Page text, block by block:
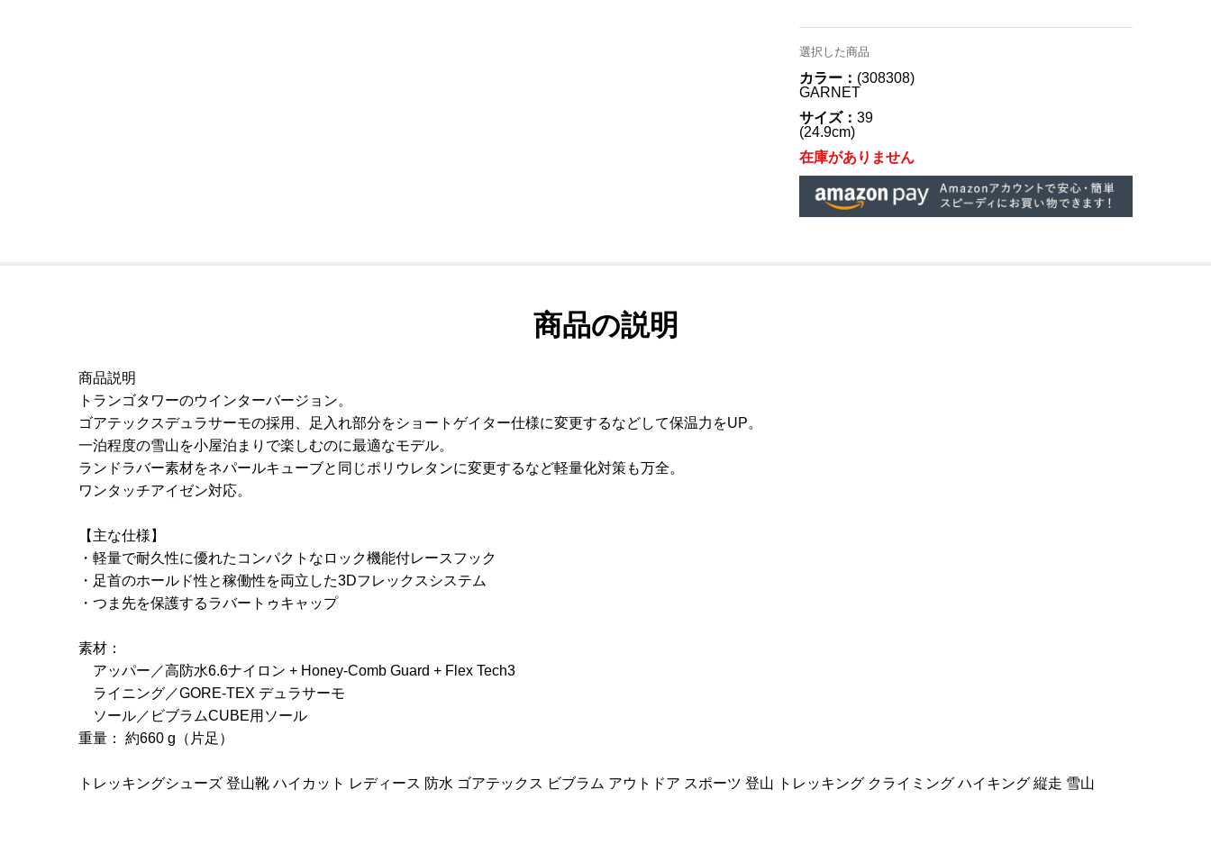
選択した商品
カラー： (308308)
GARNET
サイズ： 39
(24.9cm)
在庫がありません
商品の説明
商品説明
トランゴタワーのウインターバージョン。
ゴアテックスデュラサーモの採用、足入れ部分をショートゲイター仕様に変更するなどして保温力をUP。
一泊程度の雪山を小屋泊まりで楽しむのに最適なモデル。
ランドラバー素材をネパールキューブと同じポリウレタンに変更するなど軽量化対策も万全。
ワンタッチアイゼン対応。
【主な仕様】
・軽量で耐久性に優れたコンパクトなロック機能付レースフック
・足首のホールド性と稼働性を両立した3Dフレックスシステム
・つま先を保護するラバートゥキャップ
素材：
アッパー／高防水6.6ナイロン + Honey-Comb Guard + Flex Tech3
ライニング／GORE-TEX デュラサーモ
ソール／ビブラムCUBE用ソール
重量： 約660 g（片足）
トレッキングシューズ 登山靴 ハイカット レディース 防水 ゴアテックス ビブラム アウトドア スポーツ 登山 トレッキング クライミング ハイキング 縦走 雪山